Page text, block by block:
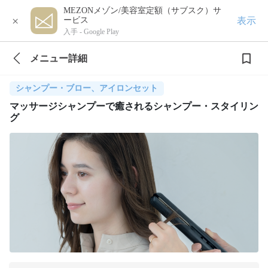
×
MEZONメゾン/美容室定額（サブスク）サ
ービス
入手 - Google Play
表示
メニュー詳細
シャンプー・ブロー、アイロンセット
マッサージシャンプーで癒されるシャンプー・スタイリン
グ